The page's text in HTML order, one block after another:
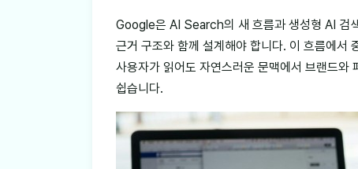
Google은 AI Search의 새 흐름과 생성형 AI 검
근거 구조와 함께 설계해야 합니다. 이 흐름에서
사용자가 읽어도 자연스러운 문맥에서 브랜드와
쉽습니다.